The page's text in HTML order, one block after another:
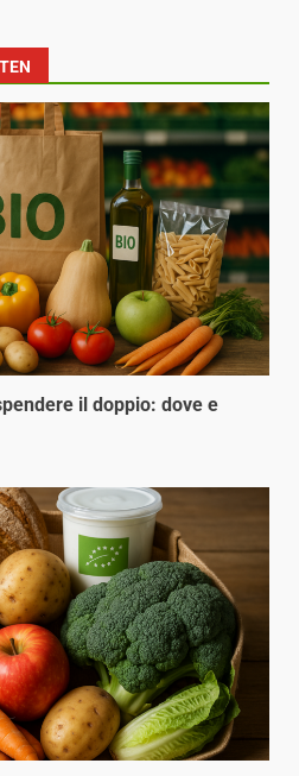
il doppio: dove e